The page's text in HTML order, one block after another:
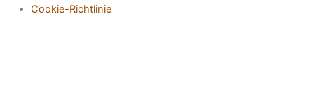
Cookie-Richtlinie